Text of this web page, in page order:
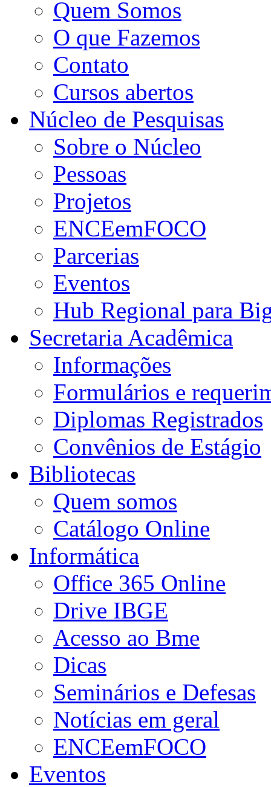
Quem Somos
O que Fazemos
Contato
Cursos abertos
Núcleo de Pesquisas
Sobre o Núcleo
Pessoas
Projetos
ENCEemFOCO
Parcerias
Eventos
Hub Regional para
Secretaria Acadêmica
Informações
Formulários e
Diplomas Registrados
Convênios de Estágio
Bibliotecas
Quem somos
Catálogo Online
Informática
Office 365 Online
Drive IBGE
Acesso ao Bme
Dicas
Seminários e Defesas
Notícias em geral
ENCEemFOCO
Eventos